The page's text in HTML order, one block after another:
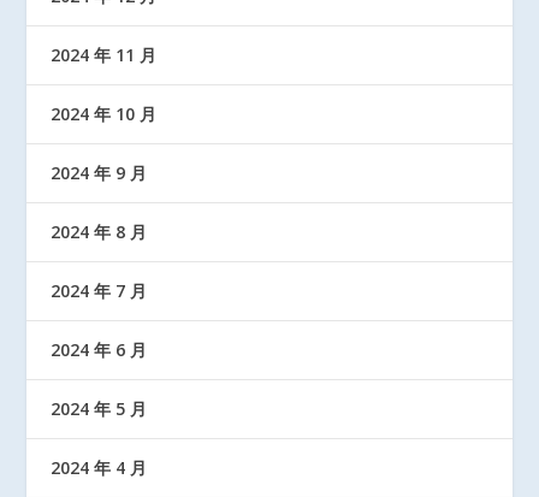
2024 年 11 月
2024 年 10 月
2024 年 9 月
2024 年 8 月
2024 年 7 月
2024 年 6 月
2024 年 5 月
2024 年 4 月